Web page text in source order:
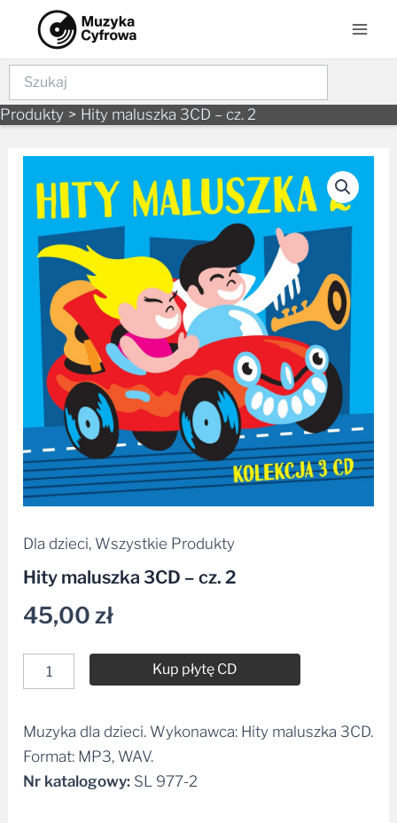
content
Szukaj
Produkty Hity maluszka 3CD – cz. 2
Dla dzieci, Wszystkie Produkty
Hity maluszka 3CD – cz. 2
45,00zł
Hity
maluszka
3CD
cz.
Kup płytę CD
Alternative:
Muzyka dla dzieci. Wykonawca: Hity maluszka 3CD.
Format: MP3, WAV.
Nr katalogowy: SL 977-2